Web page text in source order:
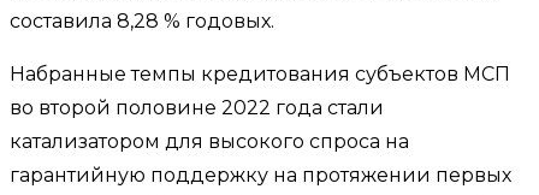
составила 8,28 % годовых.
Набранные темпы кредитования субъектов МСП
во второй половине 2022 года стали
катализатором для высокого спроса на
гарантийную поддержку на протяжении первых